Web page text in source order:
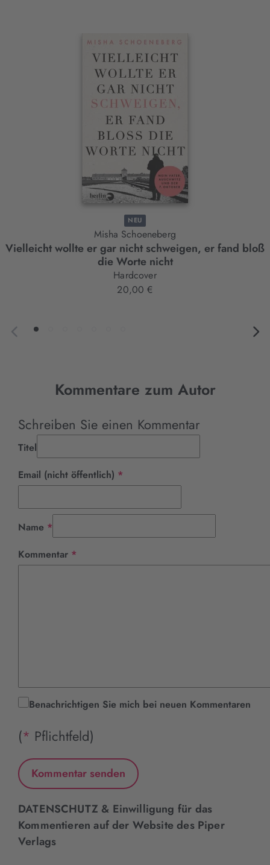
NEU
Misha Schoeneberg
Vielleicht wollte er gar nicht schweigen, er fand bloß
die Worte nicht
Hardcover
20,00 €
Kommentare zum Autor
Schreiben Sie einen Kommentar
Titel
Email (nicht öffentlich) *
Name *
Kommentar *
Benachrichtigen Sie mich bei neuen Kommentaren
(* Pflichtfeld)
DATENSCHUTZ & Einwilligung für das
Kommentieren auf der Website des Piper
Verlags